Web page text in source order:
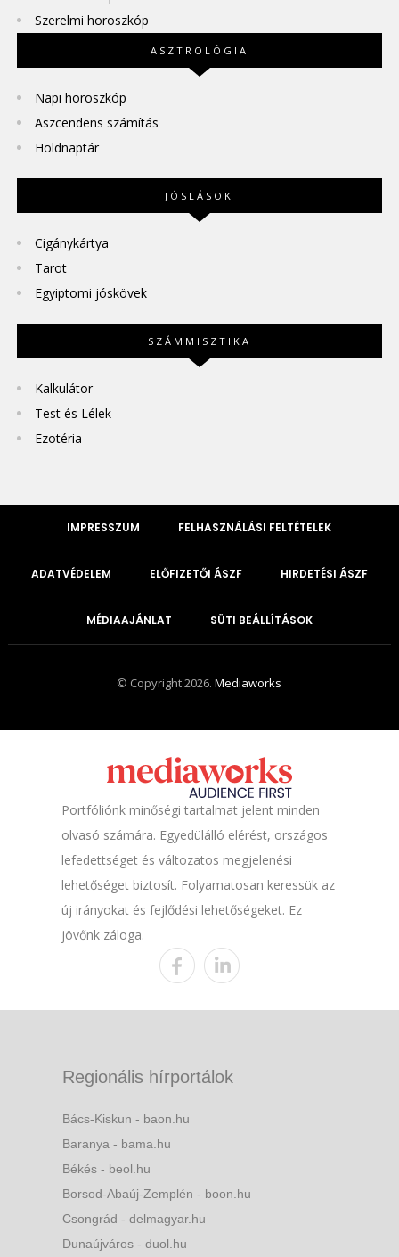
Szerelmi horoszkóp
ASZTROLÓGIA
Napi horoszkóp
Aszcendens számítás
Holdnaptár
JÓSLÁSOK
Cigánykártya
Tarot
Egyiptomi jóskövek
SZÁMMISZTIKA
Kalkulátor
Test és Lélek
Ezotéria
IMPRESSZUM FELHASZNÁLÁSI FELTÉTELEK
ADATVÉDELEM ELŐFIZETŐI ÁSZF HIRDETÉSI ÁSZF
MÉDIAAJÁNLAT SÜTI BEÁLLÍTÁSOK
© Copyright 2026.Mediaworks
Portfóliónk minőségi tartalmat jelent minden
olvasó számára. Egyedülálló elérést, országos
lefedettséget és változatos megjelenési
lehetőséget biztosít. Folyamatosan keressük az
új irányokat és fejlődési lehetőségeket. Ez
jövőnk záloga.
Regionális hírportálok
Bács-Kiskun - baon.hu
Baranya - bama.hu
Békés - beol.hu
Borsod-Abaúj-Zemplén - boon.hu
Csongrád - delmagyar.hu
Dunaújváros - duol.hu